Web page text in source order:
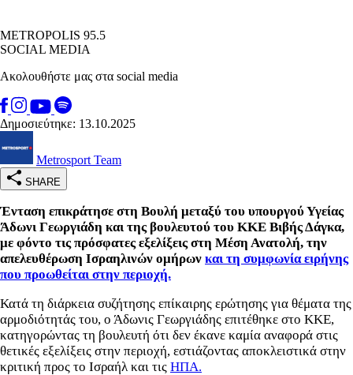
METROPOLIS 95.5
SOCIAL MEDIA
Ακολουθήστε μας στα social media
Δημοσιεύτηκε: 13.10.2025
Metrosport Team
SHARE
Ένταση επικράτησε στη Βουλή μεταξύ του υπουργού Υγείας
Άδωνι Γεωργιάδη και της βουλευτού του ΚΚΕ Βιβής Δάγκα,
με φόντο τις πρόσφατες εξελίξεις στη Μέση Ανατολή, την
απελευθέρωση Ισραηλινών ομήρων και τη συμφωνία ειρήνης
που προωθείται στην περιοχή.
Κατά τη διάρκεια συζήτησης επίκαιρης ερώτησης για θέματα της
αρμοδιότητάς του, ο Άδωνις Γεωργιάδης επιτέθηκε στο ΚΚΕ,
κατηγορώντας τη βουλευτή ότι δεν έκανε καμία αναφορά στις
θετικές εξελίξεις στην περιοχή, εστιάζοντας αποκλειστικά στην
κριτική προς το Ισραήλ και τις ΗΠΑ.